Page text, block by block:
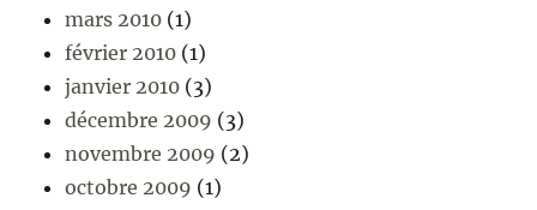
mars 2010 (1)
février 2010 (1)
janvier 2010 (3)
décembre 2009 (3)
novembre 2009 (2)
octobre 2009 (1)